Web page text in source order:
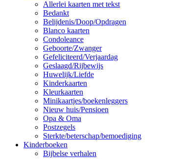
Allerlei kaarten met tekst
Bedankt
Belijdenis/Doop/Opdragen
Blanco kaarten
Condoleance
Geboorte/Zwanger
Gefeliciteerd/Verjaardag
Geslaagd/Rijbewijs
Huwelijk/Liefde
Kinderkaarten
Kleurkaarten
Minikaartjes/boekenleggers
Nieuw huis/Pensioen
Opa & Oma
Postzegels
Sterkte/beterschap/bemoediging
Kinderboeken
Bijbelse verhalen